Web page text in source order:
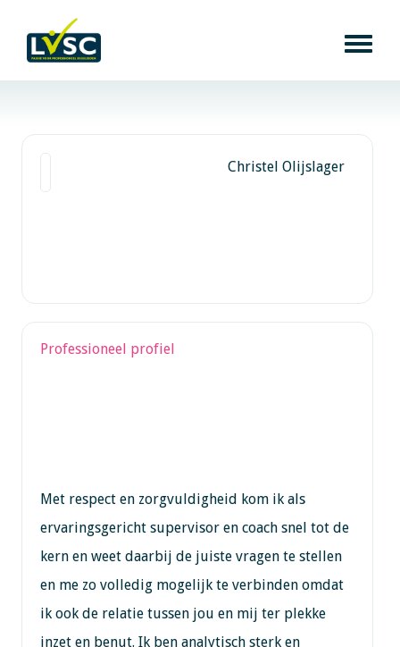
Christel Olijslager
Professioneel profiel
Met respect en zorgvuldigheid kom ik als
ervaringsgericht supervisor en coach snel tot de
kern en weet daarbij de juiste vragen te stellen
en me zo volledig mogelijk te verbinden omdat
ik ook de relatie tussen jou en mij ter plekke
inzet en benut. Ik ben analytisch sterk en